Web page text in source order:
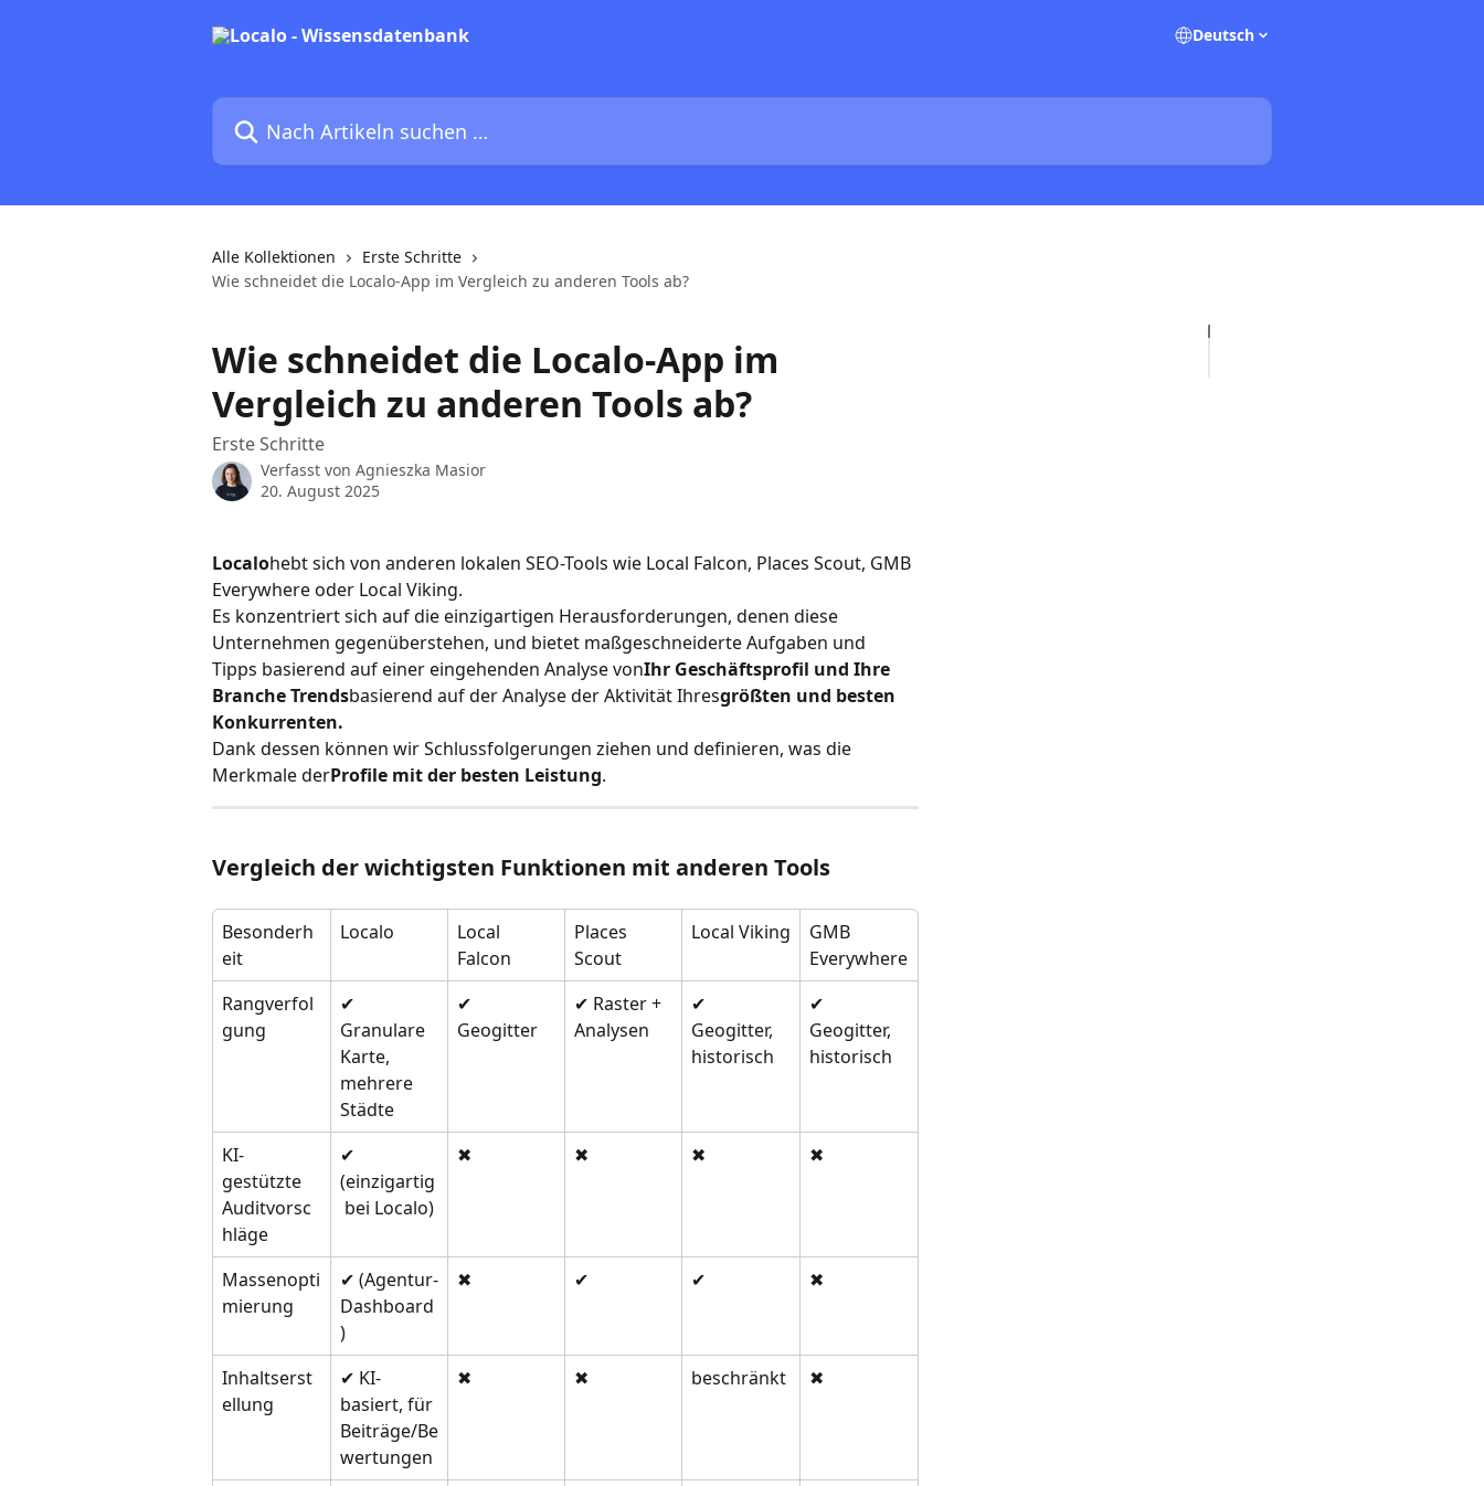
Deutsch
Nach Artikeln suchen …
Alle Kollektionen
Erste Schritte
Wie schneidet die Localo-App im Vergleich zu anderen Tools ab?
Wie schneidet die Localo-App im
Vergleich zu anderen Tools ab?
Erste Schritte
Verfasst von Agnieszka Masior
20. August 2025
Localohebt sich von anderen lokalen SEO-Tools wie Local Falcon, Places Scout, GMB
Everywhere oder Local Viking.
Es konzentriert sich auf die einzigartigen Herausforderungen, denen diese
Unternehmen gegenüberstehen, und bietet maßgeschneiderte Aufgaben und
Tipps basierend auf einer eingehenden Analyse vonIhr Geschäftsprofil und Ihre
BrancheTrendsbasierend auf der Analyse der Aktivität Ihresgrößten und besten
Konkurrenten.
Dank dessen können wir Schlussfolgerungen ziehen und definieren, was die
Merkmale derProfile mit der besten Leistung.
Vergleich der wichtigsten Funktionen mit anderen Tools
Besonderh
eit
Localo
Local
Falcon
Places
Scout
Local Viking
GMB
Everywhere
Rangverfol
gung
✔
Granulare
Karte,
mehrere
Städte
✔
Geogitter
✔ Raster +
Analysen
✔
Geogitter,
historisch
✔
Geogitter,
historisch
KI-
gestützte
Auditvorsc
hläge
✔
(einzigartig
bei Localo)
✖ ✖ ✖ ✖
Massenopti
mierung
✔ (Agentur-
Dashboard
)
✖ ✔ ✔ ✖
Inhaltserst
ellung
✔ KI-
basiert, für
Beiträge/Be
wertungen
✖ ✖ beschränkt ✖